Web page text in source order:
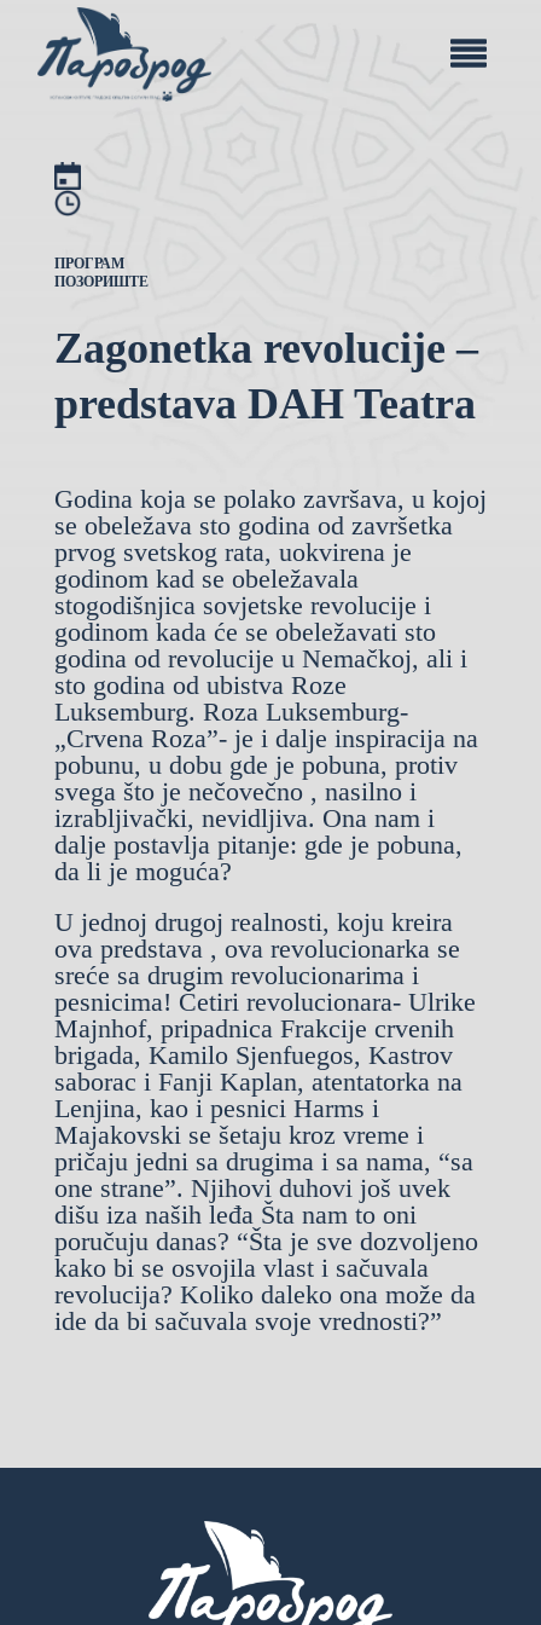
ПРОГРАМ
ПОЗОРИШТЕ
Zagonetka revolucije –
predstava DAH Teatra
Godina koja se polako završava, u kojoj
se obeležava sto godina od završetka
prvog svetskog rata, uokvirena je
godinom kad se obeležavala
stogodišnjica sovjetske revolucije i
godinom kada će se obeležavati sto
godina od revolucije u Nemačkoj, ali i
sto godina od ubistva Roze
Luksemburg. Roza Luksemburg-
„Crvena Roza”- je i dalje inspiracija na
pobunu, u dobu gde je pobuna, protiv
svega što je nečovečno , nasilno i
izrabljivački, nevidljiva. Ona nam i
dalje postavlja pitanje: gde je pobuna,
da li je moguća?
U jednoj drugoj realnosti, koju kreira
ova predstava , ova revolucionarka se
sreće sa drugim revolucionarima i
pesnicima! Četiri revolucionara- Ulrike
Majnhof, pripadnica Frakcije crvenih
brigada, Kamilo Sjenfuegos, Kastrov
saborac i Fanji Kaplan, atentatorka na
Lenjina, kao i pesnici Harms i
Majakovski se šetaju kroz vreme i
pričaju jedni sa drugima i sa nama, “sa
one strane”. Njihovi duhovi još uvek
dišu iza naših leđa Šta nam to oni
poručuju danas? “Šta je sve dozvoljeno
kako bi se osvojila vlast i sačuvala
revolucija? Koliko daleko ona može da
ide da bi sačuvala svoje vrednosti?”